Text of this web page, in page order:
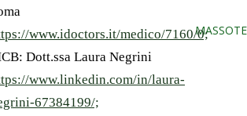
www.idoctors.it/medico/7160/0;
Dott.ssa Laura Negrini
www.linkedin.com/in/laura-
67384199/;